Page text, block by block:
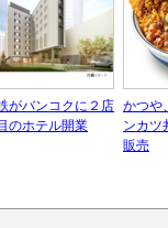
がバンコクに２店
のホテル開業
かつや
ンカツ
販売